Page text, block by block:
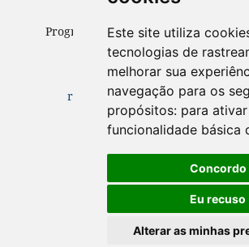
Este site utiliza
tecnologias de
melhorar sua
navegação para os
propósitos: para
funcionalidade básica
Concordo
Eu recuso
Alterar as minhas
Territorial Sustentável
Programa de Pós-Graduação em
Territorial Sustentável
Matinhos – Paraná
revistaguaju@gmail.comISSN